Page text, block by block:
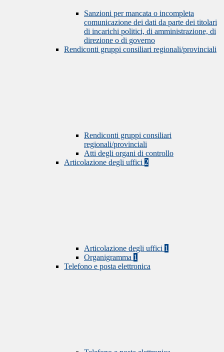
Sanzioni per mancata o incompleta
comunicazione dei dati da parte dei titolari
di incarichi politici, di amministrazione, di
direzione o di governo
Rendiconti gruppi consiliari regionali/provinciali
Rendiconti gruppi consiliari
regionali/provinciali
Atti degli organi di controllo
Articolazione degli uffici 2
Articolazione degli uffici 1
Organigramma 1
Telefono e posta elettronica